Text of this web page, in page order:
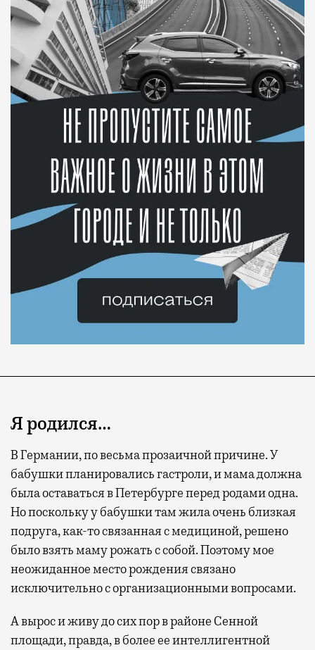
Современный путешественник часто берет
с собой не только чемодан, но и ноутбук.
А ожидание рейса все чаще превращается
не в потерянное время, а в возможность
спокойно закончить дела или спланировать
активности в путешествии, например
забронировать нужные билеты и рестораны.
Я родился…
В Германии, по весьма прозаичной причине. У
бабушки планировались гастроли, и мама должна
была оставаться в Петербурге перед родами одна.
Но поскольку у бабушки там жила очень близкая
подруга, как-то связанная с медициной, решено
было взять маму рожать с собой. Поэтому мое
неожиданное место рождения связано
исключительно с организационными вопросами.
А вырос и живу до сих пор в районе Сенной
площади, правда, в более ее интеллигентной